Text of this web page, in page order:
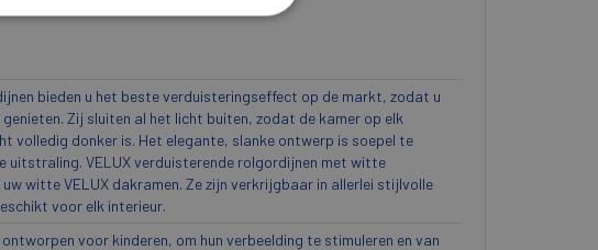
bieden u het beste verduisteringseffect op de markt, zodat u
Zij sluiten al het licht buiten, zodat de kamer op elk
volledig donker is. Het elegante, slanke ontwerp is soepel te
uitstraling. VELUX verduisterende rolgordijnen met witte
witte VELUX dakramen. Ze zijn verkrijgbaar in allerlei stijlvolle
voor elk interieur.
ontworpen voor kinderen, om hun verbeelding te stimuleren en van